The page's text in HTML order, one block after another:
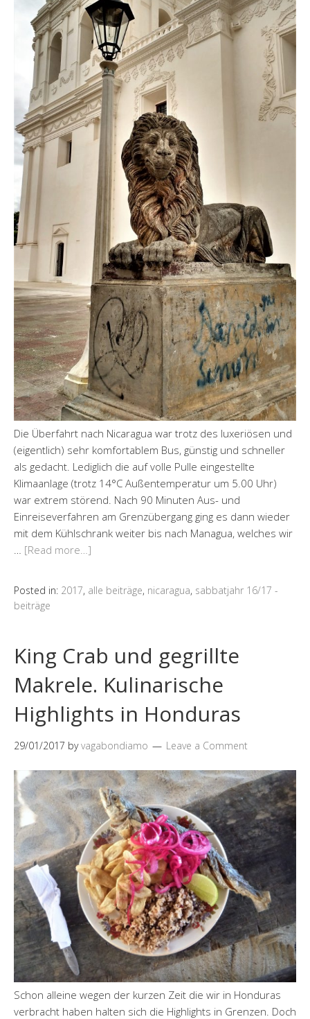
Die Überfahrt nach Nicaragua war trotz des luxeriösen und
(eigentlich) sehr komfortablem Bus, günstig und schneller
als gedacht. Lediglich die auf volle Pulle eingestellte
Klimaanlage (trotz 14°C Außentemperatur um 5.00 Uhr)
war extrem störend. Nach 90 Minuten Aus- und
Einreiseverfahren am Grenzübergang ging es dann wieder
mit dem Kühlschrank weiter bis nach Managua, welches wir
… [Read more…]
Posted in: 2017, alle beiträge, nicaragua, sabbatjahr 16/17 -
beiträge
King Crab und gegrillte
Makrele. Kulinarische
Highlights in Honduras
29/01/2017 byvagabondiamo Leave a Comment
Schon alleine wegen der kurzen Zeit die wir in Honduras
verbracht haben halten sich die Highlights in Grenzen. Doch